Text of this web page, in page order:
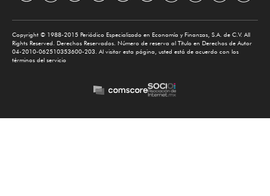
Copyright © 1988-2015 Periódico Especializado en Economía y Finanzas, S.A. de C.V. All
Rights Reserved. Derechos Reservados. Número de reserva al Título en Derechos de Autor
04-2010-062510353600-203. Al visitar esta página, usted está de acuerdo con los
términos del servicio